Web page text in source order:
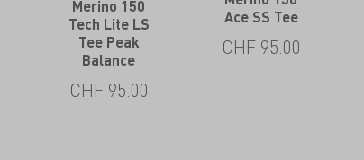
Merino 150
Tech Lite LS
Tee Peak
Balance
CHF 95.00
Ace SS Tee
CHF 95.00